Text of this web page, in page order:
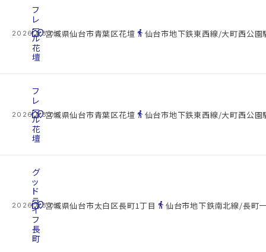
2026.08.08
cottage
フ
レ
ー
ル
花
壇
location_on宮城県仙台市青葉区花壇 directions_walk 仙台市地下鉄東西線/大町西公園
2026.08.08
cottage
フ
レ
ー
ル
花
壇
location_on宮城県仙台市青葉区花壇 directions_walk 仙台市地下鉄東西線/大町西公園
2026.08.08
cottage
グ
ッ
ド
ラ
イ
フ
長
町
location_on宮城県仙台市太白区長町1丁目 directions_walk 仙台市地下鉄南北線/長町